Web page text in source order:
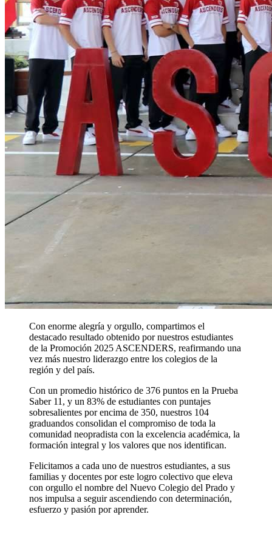
Con enorme alegría y orgullo, compartimos el
destacado resultado obtenido por nuestros estudiantes
de la Promoción 2025 ASCENDERS, reafirmando una
vez más nuestro liderazgo entre los colegios de la
región y del país.
Con un promedio histórico de 376 puntos en la Prueba
Saber 11 , y un 83% de estudiantes con puntajes
sobresalientes por encima de 350, nuestros 104
graduandos consolidan el compromiso de toda la
comunidad neopradista con la excelencia académica, la
formación integral y los valores que nos identifican.
Felicitamos a cada uno de nuestros estudiantes, a sus
familias y docentes por este logro colectivo que eleva
con orgullo el nombre del Nuevo Colegio del Prado y
nos impulsa a seguir ascendiendo con determinación,
esfuerzo y pasión por aprender.